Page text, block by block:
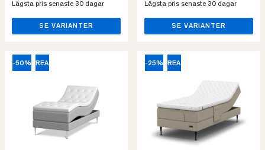
Lägsta pris senaste 30 dagar
SE VARIANTER
Lägsta pris senaste 30 dagar
SE VARIANTER
-50% REA -25% REA